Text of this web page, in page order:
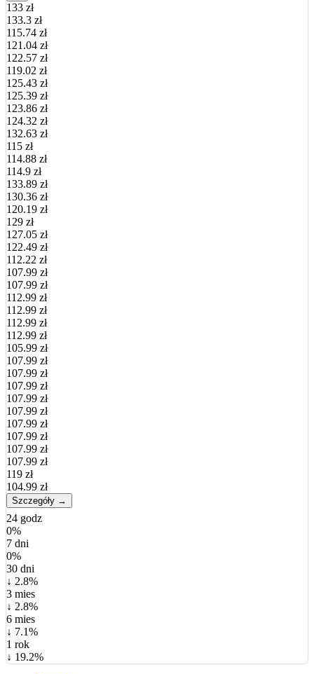
133 zł
133.3 zł
115.74 zł
121.04 zł
122.57 zł
119.02 zł
125.43 zł
125.39 zł
123.86 zł
124.32 zł
132.63 zł
115 zł
114.88 zł
114.9 zł
133.89 zł
130.36 zł
120.19 zł
129 zł
127.05 zł
122.49 zł
112.22 zł
107.99 zł
107.99 zł
112.99 zł
112.99 zł
112.99 zł
112.99 zł
105.99 zł
107.99 zł
107.99 zł
107.99 zł
107.99 zł
107.99 zł
107.99 zł
107.99 zł
107.99 zł
107.99 zł
119 zł
104.99 zł
Szczegóły →
24 godz
0%
7 dni
0%
30 dni
↓ 2.8%
3 mies
↓ 2.8%
6 mies
↓ 7.1%
1 rok
↓ 19.2%